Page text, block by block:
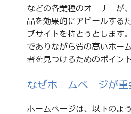
などの各業種のオーナーが
品を効果的にアピールする
ブサイトを持とうとします
でありながら質の高いホー
者を見つけるためのポイン
なぜホームページが重
ホームページは、以下のよ